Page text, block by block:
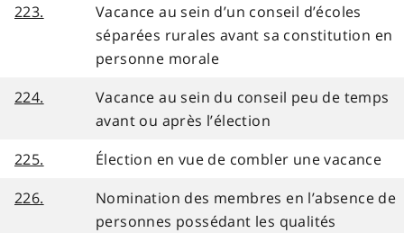
223.
Vacance au sein d’un conseil d’écoles
séparées rurales avant sa constitution en
personne morale
224.
Vacance au sein du conseil peu de temps
avant ou après l’élection
225.
Élection en vue de combler une vacance
226.
Nomination des membres en l’absence de
personnes possédant les qualités